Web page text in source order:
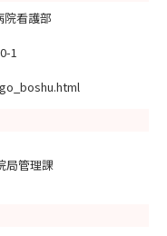
院看護部
1
局管理課